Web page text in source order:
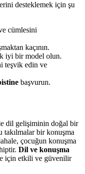
desteklemek için şu
cümlesini
kaçının.
iyi bir model olun.
teşvik edin ve
başvurun.
dil gelişiminin doğal bir
takılmalar bir konuşma
çocuğun konuşma
Dil ve konuşma
için etkili ve güvenilir